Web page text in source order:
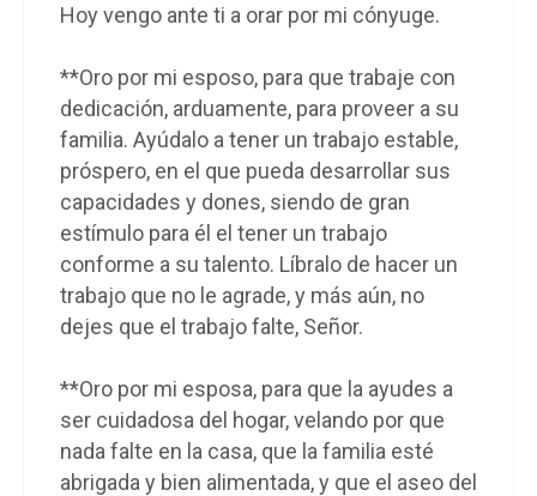
Hoy vengo ante ti a orar por mi cónyuge.
**Oro por mi esposo, para que trabaje con
dedicación, arduamente, para proveer a su
familia. Ayúdalo a tener un trabajo estable,
próspero, en el que pueda desarrollar sus
capacidades y dones, siendo de gran
estímulo para él el tener un trabajo
conforme a su talento. Líbralo de hacer un
trabajo que no le agrade, y más aún, no
dejes que el trabajo falte, Señor.
**Oro por mi esposa, para que la ayudes a
ser cuidadosa del hogar, velando por que
nada falte en la casa, que la familia esté
abrigada y bien alimentada, y que el aseo del